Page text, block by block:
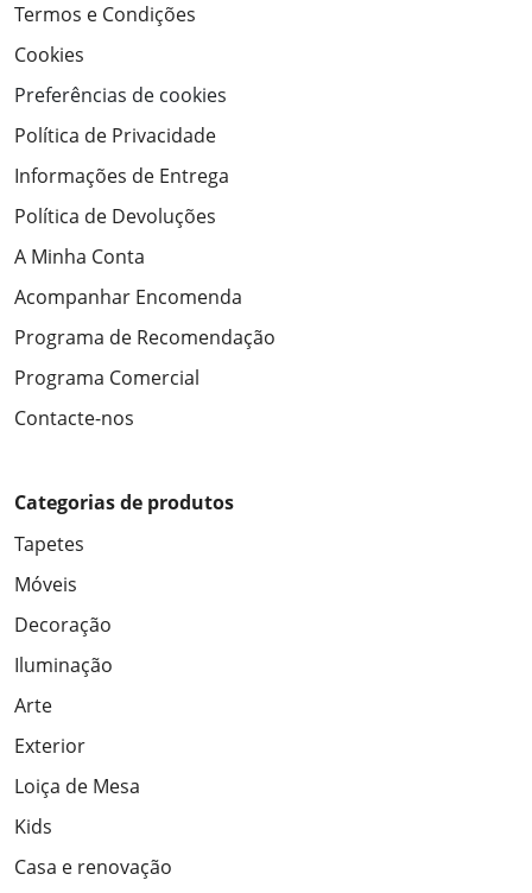
Termos e Condições
Cookies
Preferências de cookies
Política de Privacidade
Informações de Entrega
Política de Devoluções
A Minha Conta
Acompanhar Encomenda
Programa de Recomendação
Programa Comercial
Contacte-nos
Categorias de produtos
Tapetes
Móveis
Decoração
Iluminação
Arte
Exterior
Loiça de Mesa
Kids
Casa e renovação